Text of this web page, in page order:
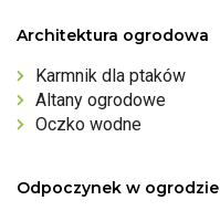
Architektura ogrodowa
Karmnik dla ptaków
Altany ogrodowe
Oczko wodne
Odpoczynek w ogrodzie